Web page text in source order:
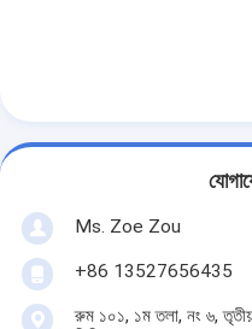
বৈদ্যুতিক সরঞ্জাম পরীক্ষার সরঞ্জাম
শক্তি দক্ষতা ল্যাব
Ms. Zoe Zou
+86 13527656435
রুম ১০১, ১ম তলা, নং ৬, তৃতীয়